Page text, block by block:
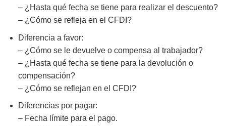
– ¿Hasta qué fecha se tiene para realizar el descuento?
– ¿Cómo se refleja en el CFDI?
Diferencia a favor:
– ¿Cómo se le devuelve o compensa al trabajador?
– ¿Hasta qué fecha se tiene para la devolución o
compensación?
– ¿Cómo se reflejan en el CFDI?
Diferencias por pagar:
– Fecha límite para el pago.